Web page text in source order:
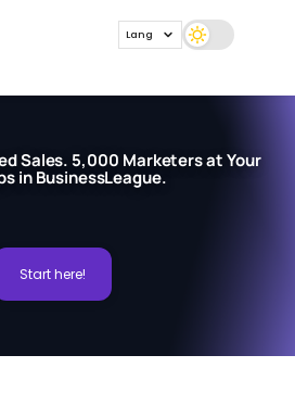
Lang
Sales. 5,000 Marketers at Your
in BusinessLeague.
Start here!